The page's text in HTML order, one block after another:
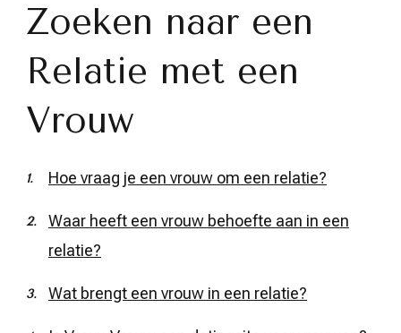
Zoeken naar een
Relatie met een
Vrouw
Hoe vraag je een vrouw om een relatie?
Waar heeft een vrouw behoefte aan in een
relatie?
Wat brengt een vrouw in een relatie?